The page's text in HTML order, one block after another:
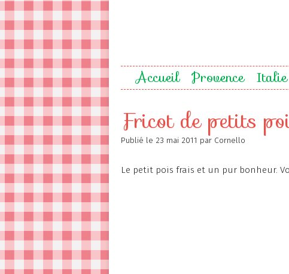
Accueil Provence Italie
Fricot de petits
Publié le 23 mai 2011 par Cornello
Le petit pois frais et un pur bonheur.